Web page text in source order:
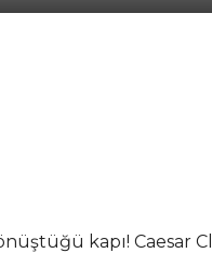
kapı! Caesar